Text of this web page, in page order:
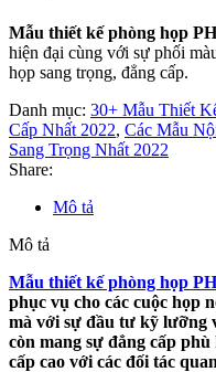
Mẫu thiết kế phòng họp
hiện đại cùng với sự phối
họp sang trọng, đẳng cấp.
Danh mục: 30+ Mẫu Thiết
Cấp Nhất 2022, Các Mẫu
Sang Trọng Nhất 2022
Share:
Mô tả
Mô tả
Mẫu thiết kế phòng họp
phục vụ cho các cuộc họp
mà với sự đầu tư kỹ lưỡng
còn mang sự đẳng cấp
cấp cao với các đối tác